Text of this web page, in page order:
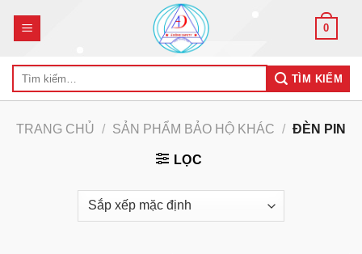
0
TÌM KIẾM
TRANG CHỦ / SẢN PHẨM BẢO HỘ KHÁC / ĐÈN PIN
LỌC